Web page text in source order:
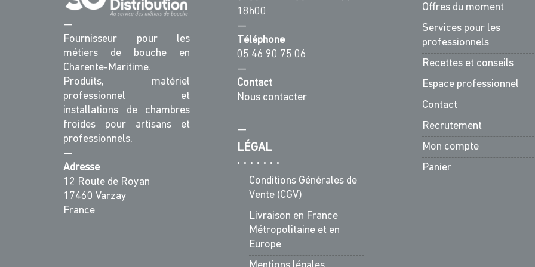
produit
—
Fournisseur pour les
métiers de bouche en
Charente-Maritime.
Produits, matériel
professionnel et
installations de chambres
froides pour artisans et
professionnels.
—
Adresse
12 Route de Royan
17460 Varzay
France
18h00
—
Téléphone
05 46 90 75 06
—
Contact
Nous contacter
—
LÉGAL
Conditions Générales de
Vente (CGV)
Livraison en France
Métropolitaine et en
Europe
Offres du moment
Services pour les
professionnels
Recettes et conseils
Espace professionnel
Contact
Recrutement
Mon compte
Panier